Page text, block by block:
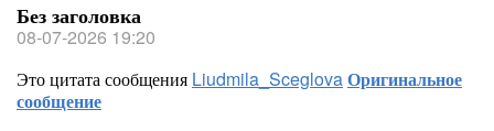
Без заголовка
08-07-2026 19:20
Это цитата сообщения Liudmila_SceglovaОригинальное
сообщение